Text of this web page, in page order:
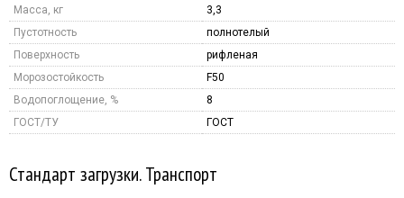
Масса, кг
3,3
Пустотность
полнотелый
Поверхность
рифленая
Морозостойкость
F50
Водопоглощение, %
8
ГОСТ/ТУ
ГОСТ
Стандарт загрузки. Транспорт